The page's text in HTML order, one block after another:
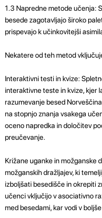
1.3 Napredne metode učenja:
besede zagotavljajo široko
prispevajo k učinkovitejši
Nekatere od teh metod
Interaktivni testi in kvize:
interaktivne teste in kvize, kjer
razumevanje besed
na stopnjo znanja vsakega
oceno napredka in določitev
preučevanje.
Križane uganke in možganske
možganskih dražljajev, ki
izboljšati besedišče in okrepiti
učenci vključijo v asociativno
med besedami, kar vodi v